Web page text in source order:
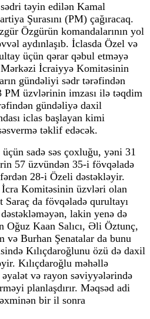
təyin edilən Kamal
Şurasını (PM) çağıracaq.
Özgürün komandalarının yol
aydınlaşıb. İclasda Özel və
üçün qərar qəbul etməyə
Mərkəzi İcraiyyə Komitəsinin
gündəliyi sədr tərəfindən
üzvlərinin imzası ilə təqdim
gündəliyə daxil
iclas başlayan kimi
təklif edəcək.
sadə səs çoxluğu, yəni 31
57 üzvündən 35-i fövqəladə
28-i Özeli dəstəkləyir.
Komitəsinin üzvləri olan
da fövqəladə qurultayı
lakin yenə də
Oğuz Kaan Salıcı, Əli Öztunç,
və Burhan Şenatalar da bunu
Kılıçdaroğlunu özü də daxil
Kılıçdaroğlu məhəllə
və rayon səviyyələrində
planlaşdırır. Məqsəd adi
bir il sonra